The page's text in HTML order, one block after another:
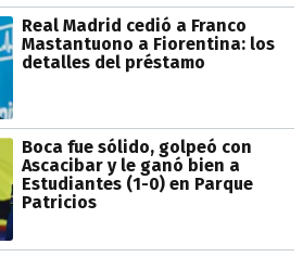
Real Madrid cedió a Franco
Mastantuono a Fiorentina: los
detalles del préstamo
Boca fue sólido, golpeó con
Ascacibar y le ganó bien a
Estudiantes (1-0) en Parque
Patricios